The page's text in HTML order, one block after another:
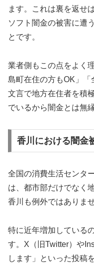
ます。これは裏を返せ
ソフト闇金の被害に遭
とです。
業者側もこの点をよく
島町在住の方もOK」「
文言で地方在住者を積
でいるから闇金とは無
香川における闇金
全国の消費生活センタ
は、都市部だけでなく
香川も例外ではありませ
特に近年増加している
す。X（旧Twitter）や
します」といった投稿